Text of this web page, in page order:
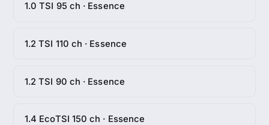
1.0 TSI 95 ch · Essence
1.2 TSI 110 ch · Essence
1.2 TSI 90 ch · Essence
1.4 EcoTSI 150 ch · Essence